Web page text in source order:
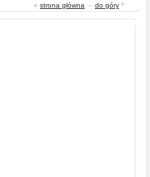
« strona główna - do góry ^